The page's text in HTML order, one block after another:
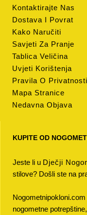
Kontaktirajte Nas
Dostava I Povrat
Kako Naručiti
Savjeti Za Pranje
Tablica Veličina
Uvjeti Korištenja
Pravila O Privatnosti
Mapa Stranice
Nedavna Objava
KUPITE OD
Jeste li u Dječji
stilove? Došli ste na
nogometne